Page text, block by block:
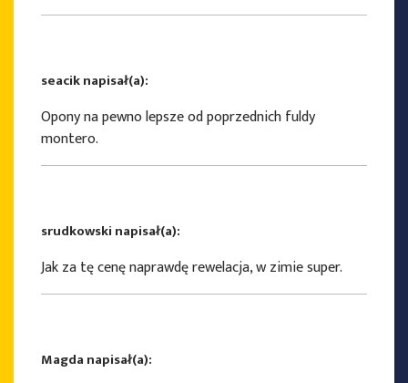
seacik napisał(a):
Opony na pewno lepsze od poprzednich fuldy
montero.
srudkowski napisał(a):
Jak za tę cenę naprawdę rewelacja, w zimie super.
Magda napisał(a):